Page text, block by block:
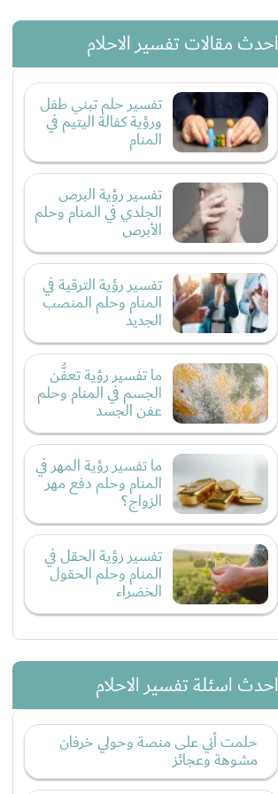
احدث مقالات تفسير الاحلام
تفسير حلم تبني طفل
ورؤية كفالة اليتيم في
المنام
تفسير رؤية البرص
الجلدي في المنام وحلم
الأبرص
تفسير رؤية الترقية في
المنام وحلم المنصب
الجديد
ما تفسير رؤية تعفُّن
الجسم في المنام وحلم
عفن الجسد
ما تفسير رؤية المهر في
المنام وحلم دفع مهر
الزواج؟
تفسير رؤية الحقل في
المنام وحلم الحقول
الخضراء
احدث اسئلة تفسير الاحلام
حلمت أني على منصة وحولي خرفان
مشوهة وعجائز